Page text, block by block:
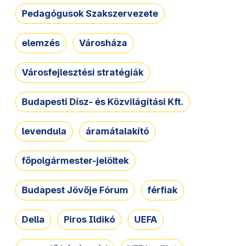
Pedagógusok Szakszervezete
elemzés Városháza
Városfejlesztési stratégiák
Budapesti Dísz- és Közvilágítási Kft.
levendula áramátalakító
főpolgármester-jelöltek
Budapest Jövője Fórum férfiak
Della Piros Ildikó UEFA